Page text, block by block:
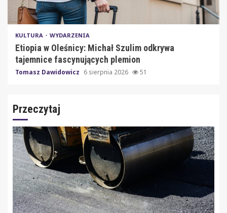
KULTURA WYDARZENIA
Etiopia w Oleśnicy: Michał Szulim odkrywa
tajemnice fascynujących plemion
Tomasz Dawidowicz 6 sierpnia 2026 51
Przeczytaj